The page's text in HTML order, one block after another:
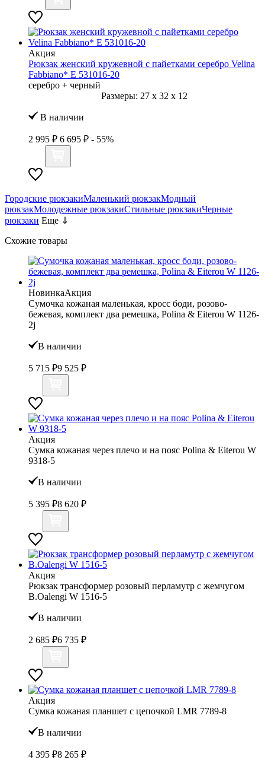
Акция
Рюкзак женский кружевной с пайетками серебро Velina
Fabbiano* E 531016-20
серебро + черный
Размеры: 27 x 32 x 12
В наличии
2 995 ₽ 6 695 ₽ - 55%
Городские рюкзакиМаленький рюкзакМодный
рюкзакМолодежные рюкзакиСтильные рюкзакиЧерные
рюкзаки Еще ⇓
Схожие товары
НовинкаАкция
Сумочка кожаная маленькая, кросс боди, розово-
бежевая, комплект два ремешка, Polina & Eiterou W 1126-
2j
В наличии
5 715 ₽9 525 ₽
Акция
Сумка кожаная через плечо и на пояс Polina & Eiterou W
9318-5
В наличии
5 395 ₽8 620 ₽
Акция
Рюкзак трансформер розовый перламутр с жемчугом
B.Oalengi W 1516-5
В наличии
2 685 ₽6 735 ₽
Акция
Сумка кожаная планшет с цепочкой LMR 7789-8
В наличии
4 395 ₽8 265 ₽